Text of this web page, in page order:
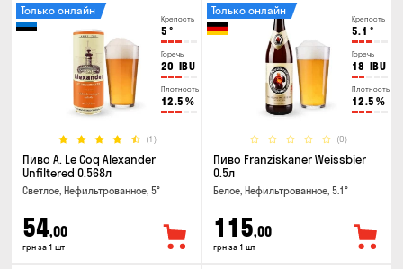
Крепость
5 °
Горечь
20 IBU
Плотность
12.5 %
(1)
Только онлайн
Пиво A. Le Coq Alexander
Unfiltered 0.568л
Светлое, Нефильтрованное, 5°
54,00
грн за 1 шт
Крепость
5.1 °
Горечь
18 IBU
Плотность
12.5 %
(0)
Только онлайн
Пиво Franziskaner Weissbier
0.5л
Белое, Нефильтрованное, 5.1°
115,00
грн за 1 шт